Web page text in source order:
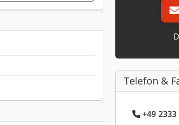
Telefon &
+49